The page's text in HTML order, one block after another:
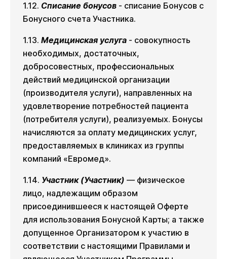
1.12. Списание бонусов - списание Бонусов с
Бонусного счета Участника.
1.13. Медицинская услуга - совокупность
необходимых, достаточных,
добросовестных, профессиональных
действий медицинской организации
(производителя услуги), направленных на
удовлетворение потребностей пациента
(потребителя услуги), реализуемых. Бонусы
начисляются за оплату медицинских услуг,
предоставляемых в клиниках из группы
компаний «Евромед».
1.14. Участник (Участник) — физическое
лицо, надлежащим образом
присоединившееся к настоящей Оферте
для использования Бонусной Карты; а также
допущенное Организатором к участию в
соответствии с настоящими Правилами и